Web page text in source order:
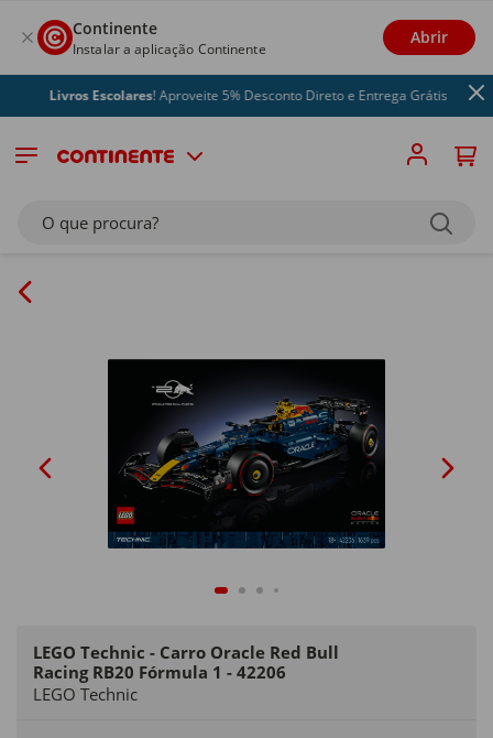
Continente
Instalar a aplicação Continente
Abrir
Livros Escolares! Aproveite 5% Desconto Direto e Entrega Grátis
O que procura?
LEGO Technic - Carro Oracle Red Bull
Racing RB20 Fórmula 1 - 42206
LEGO Technic